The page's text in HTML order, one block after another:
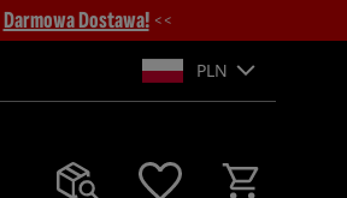
Darmowa Dostawa! <<
PLN